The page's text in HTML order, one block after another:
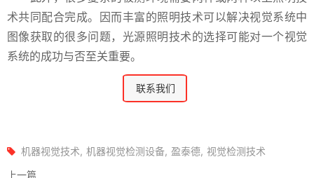
术共同配合完成。因而丰富的照明技术可以解决视觉系统中
图像获取的很多问题，光源照明技术的选择可能对一个视觉
系统的成功与否至关重要。
联系我们
机器视觉技术 机器视觉检测设备 盈泰德 视觉检测技术
上一篇